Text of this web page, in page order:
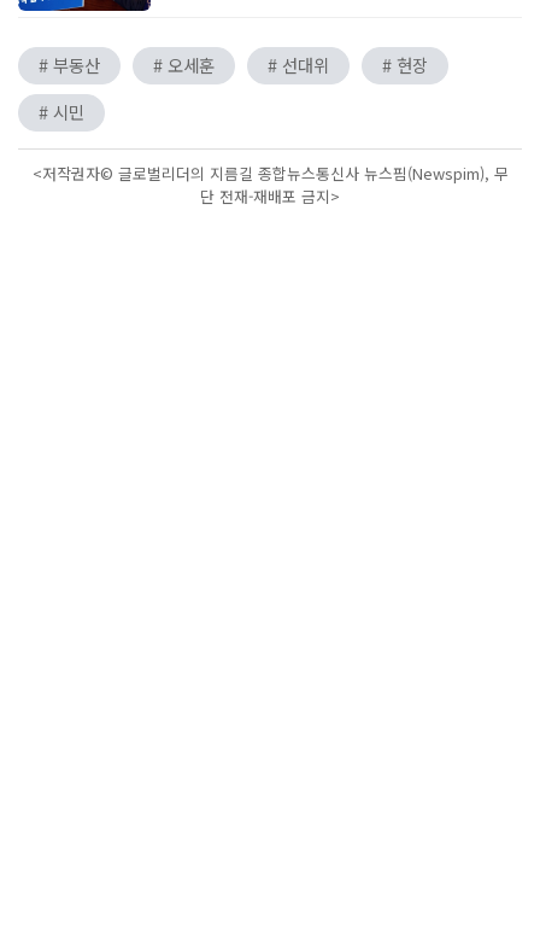
# 부동산 # 오세훈 # 선대위
# 현장
# 시민
<저작권자© 글로벌리더의 지름길 종합뉴스통신사 뉴스핌(Newspim), 무
단 전재-재배포 금지>